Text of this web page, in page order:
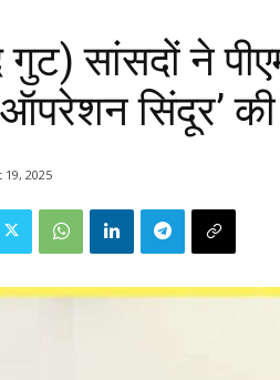
गुट) सांसदों ने
सिंदूर’
19, 2025